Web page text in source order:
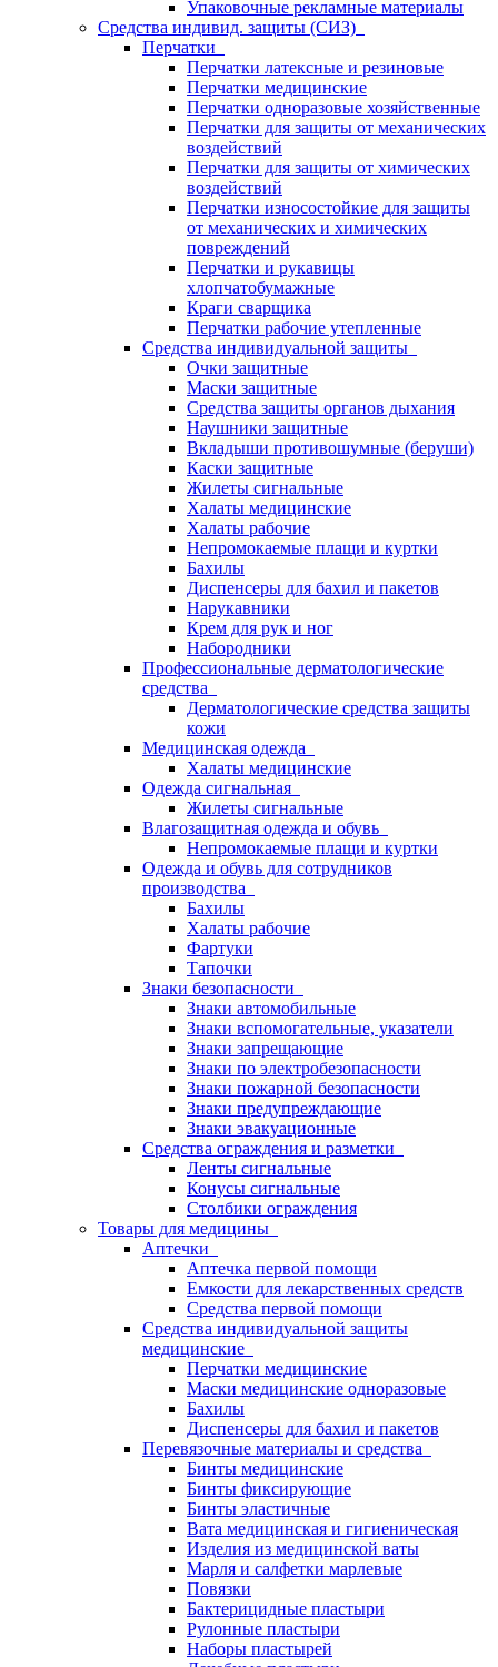
Упаковочные рекламные материалы
Средства индивид. защиты (СИЗ)
Перчатки
Перчатки латексные и резиновые
Перчатки медицинские
Перчатки одноразовые хозяйственные
Перчатки для защиты от механических
воздействий
Перчатки для защиты от химических
воздействий
Перчатки износостойкие для защиты
от механических и химических
повреждений
Перчатки и рукавицы
хлопчатобумажные
Краги сварщика
Перчатки рабочие утепленные
Средства индивидуальной защиты
Очки защитные
Маски защитные
Средства защиты органов дыхания
Наушники защитные
Вкладыши противошумные (беруши)
Каски защитные
Жилеты сигнальные
Халаты медицинские
Халаты рабочие
Непромокаемые плащи и куртки
Бахилы
Диспенсеры для бахил и пакетов
Нарукавники
Крем для рук и ног
Набородники
Профессиональные дерматологические
средства
Дерматологические средства защиты
кожи
Медицинская одежда
Халаты медицинские
Одежда сигнальная
Жилеты сигнальные
Влагозащитная одежда и обувь
Непромокаемые плащи и куртки
Одежда и обувь для сотрудников
производства
Бахилы
Халаты рабочие
Фартуки
Тапочки
Знаки безопасности
Знаки автомобильные
Знаки вспомогательные, указатели
Знаки запрещающие
Знаки по электробезопасности
Знаки пожарной безопасности
Знаки предупреждающие
Знаки эвакуационные
Средства ограждения и разметки
Ленты сигнальные
Конусы сигнальные
Столбики ограждения
Товары для медицины
Аптечки
Аптечка первой помощи
Емкости для лекарственных средств
Средства первой помощи
Средства индивидуальной защиты
медицинские
Перчатки медицинские
Маски медицинские одноразовые
Бахилы
Диспенсеры для бахил и пакетов
Перевязочные материалы и средства
Бинты медицинские
Бинты фиксирующие
Бинты эластичные
Вата медицинская и гигиеническая
Изделия из медицинской ваты
Марля и салфетки марлевые
Повязки
Бактерицидные пластыри
Рулонные пластыри
Наборы пластырей